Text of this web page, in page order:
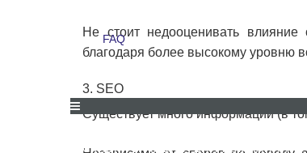
FAQ
СКИДКИ И АКЦИИ ДЛЯ КОМПАНИЙ
Не стоит недооценивать
благодаря более высокому уровню
3. SEO
Существует много информации (в